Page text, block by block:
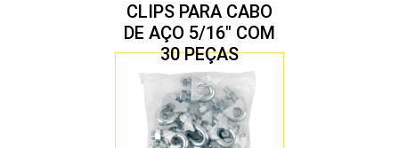
CLIPS PARA CABO
DE AÇO 5/16″ COM
30 PEÇAS